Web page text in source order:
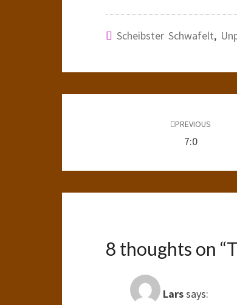
Scheibster Schwafelt,
PREVIOUS
7:0
8 thoughts on “
Larssays: